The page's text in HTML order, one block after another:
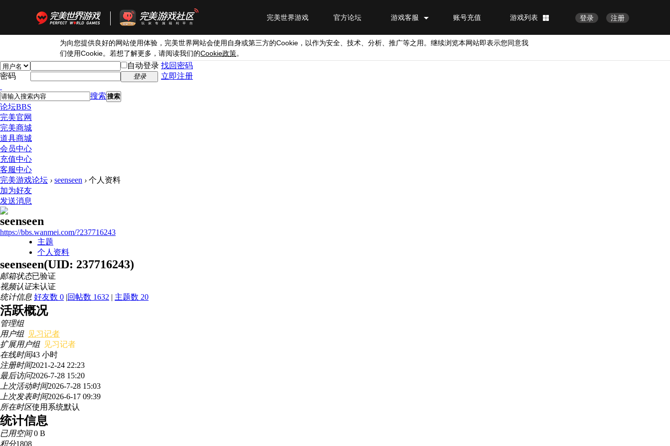
注册
登录
游戏列表
账号充值
游戏客服
官方论坛
完美世界游戏
为向您提供良好的网站使用体验，完美世界网站会使用自身或第三方的Cookie ，以作为安全、技术、分析、推广等之用。继续浏览本网站即表示您同意我
们使用Cookie。若想了解更多，请阅读我们的Cookie政策。
自动登录 找回密码
密码
登录 立即注册
搜索 搜索
论坛BBS
完美官网
完美商城
道具商城
会员中心
充值中心
客服中心
完美游戏论坛 › seenseen › 个人资料
加为好友
发送消息
seenseen
https://bbs.wanmei.com/?237716243
主题
个人资料
seenseen(UID: 237716243)
邮箱状态已验证
视频认证未认证
统计信息 好友数 0 |回帖数 1632 | 主题数 20
活跃概况
管理组
用户组 见习记者
扩展用户组 见习记者
在线时间43 小时
注册时间2021-2-24 22:23
最后访问2026-7-28 15:20
上次活动时间2026-7-28 15:03
上次发表时间2026-6-17 09:39
所在时区使用系统默认
统计信息
已用空间0 B
积分1808